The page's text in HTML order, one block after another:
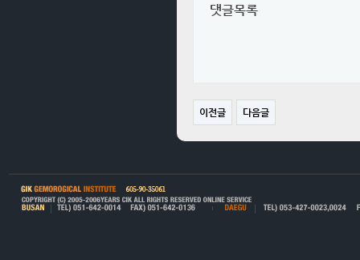
댓글목록
이전글 다음글